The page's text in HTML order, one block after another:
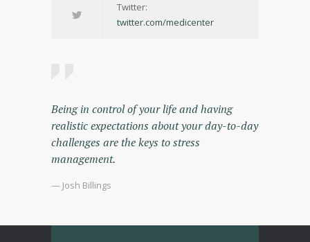
Twitter:
twitter.com/medicenter
Being in control of your life and having
realistic expectations about your day-to-day
challenges are the keys to stress
management.
— Josh Billings